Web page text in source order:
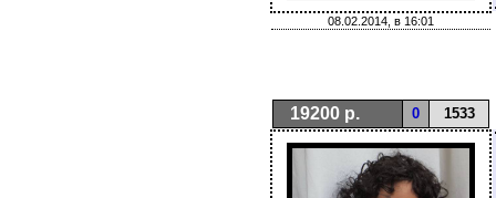
08.02.2014, в 16:01
19200 р. 0 1533